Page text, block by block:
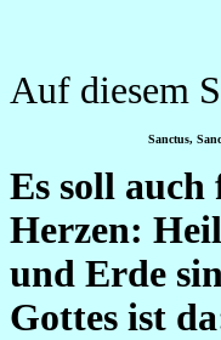
Auf diesem
Sanctus,
Es soll
Herzen:
und Erde
Gottes ist